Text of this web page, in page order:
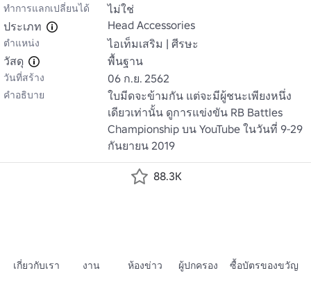
ทำการแลกเปลี่ยนได้
ไม่ใช่
ประเภท
Head Accessories
ตำแหน่ง
ไอเท็มเสริม | ศีรษะ
วัสดุ
พื้นฐาน
วันที่สร้าง 06 ก.ย. 2562
คำอธิบาย
ใบมีดจะข้ามกัน แต่จะมีผู้ชนะเพียงหนึ่ง
เดียวเท่านั้น ดูการแข่งขัน RB Battles
Championship บน YouTube ในวันที่ 9-29
กันยายน 2019
88.3K
เกี่ยวกับเรา งาน ห้องข่าว ผู้ปกครอง ซื้อบัตรของขวัญ